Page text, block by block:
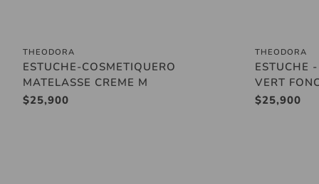
THEODORA
ESTUCHE-COSMETIQUERO
MATELASSE CREME M
Precio
$25,900
THEODORA
ESTUCHE
VERT
Precio
$25,900